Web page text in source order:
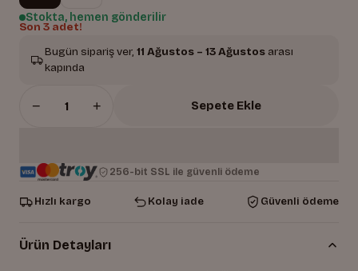
Stokta, hemen gönderilir
Son 3 adet!
Bugün sipariş ver, 11 Ağustos – 13 Ağustos arası
kapında
− + Sepete Ekle
256-bit SSL ile güvenli ödeme
Hızlı kargo Kolay iade Güvenli ödeme
Ürün Detayları